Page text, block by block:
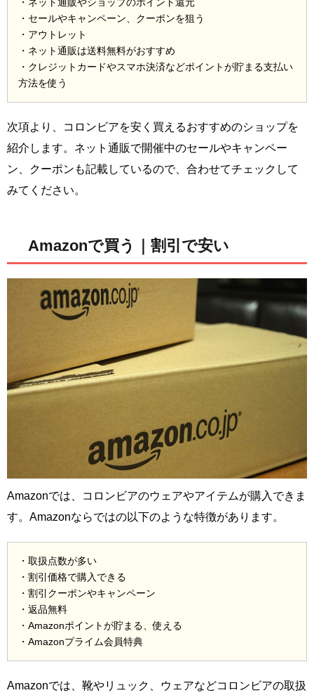
・セールやキャンペーン、クーポンを狙う
・アウトレット
・ネット通販は送料無料がおすすめ
・クレジットカードやスマホ決済などポイントが貯まる支払い
方法を使う
次項より、コロンビアを安く買えるおすすめのショップを
紹介します。ネット通販で開催中のセールやキャンペー
ン、クーポンも記載しているので、合わせてチェックして
みてください。
Amazonで買う｜割引で安い
Amazonでは、コロンビアのウェアやアイテムが購入できま
す。Amazonならではの以下のような特徴があります。
・取扱点数が多い
・割引価格で購入できる
・割引クーポンやキャンペーン
・返品無料
・Amazonポイントが貯まる、使える
・Amazonプライム会員特典
Amazonでは、靴やリュック、ウェアなどコロンビアの取扱